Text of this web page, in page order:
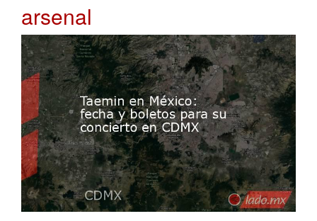
arsenal